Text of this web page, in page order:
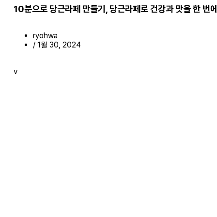
10분으로 당근라페 만들기, 당근라페로 건강과 맛을 한 번
ryohwa
/ 1월 30, 2024
v